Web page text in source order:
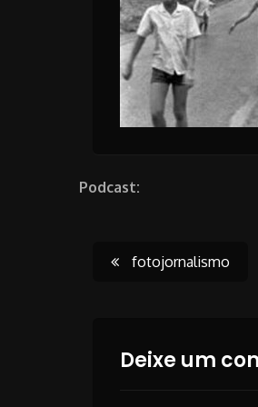
Podcast:
Post
fotojornalismo
Deixe um